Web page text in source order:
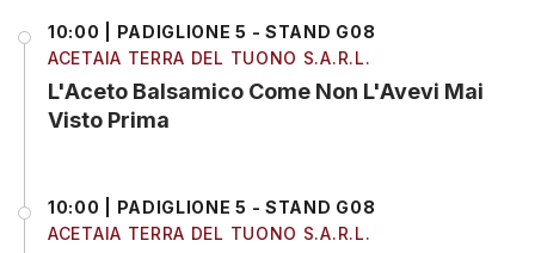
10:00 | PADIGLIONE 5 - STAND G08
ACETAIA TERRA DEL TUONO S.A.R.L.
L'Aceto Balsamico Come Non L'Avevi Mai
Visto Prima
10:00 | PADIGLIONE 5 - STAND G08
ACETAIA TERRA DEL TUONO S.A.R.L.